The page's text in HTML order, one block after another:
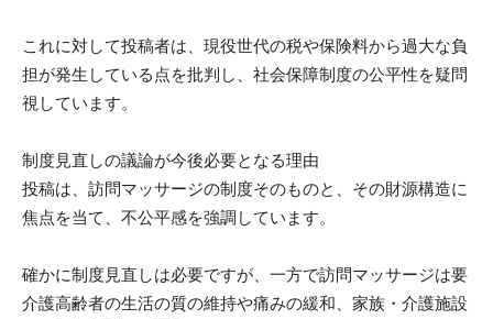
これに対して投稿者は、現役世代の税や保険料から過大な負
担が発生している点を批判し、社会保障制度の公平性を疑問
視しています。
制度見直しの議論が今後必要となる理由
投稿は、訪問マッサージの制度そのものと、その財源構造に
焦点を当て、不公平感を強調しています。
確かに制度見直しは必要ですが、一方で訪問マッサージは要
介護高齢者の生活の質の維持や痛みの緩和、家族・介護施設